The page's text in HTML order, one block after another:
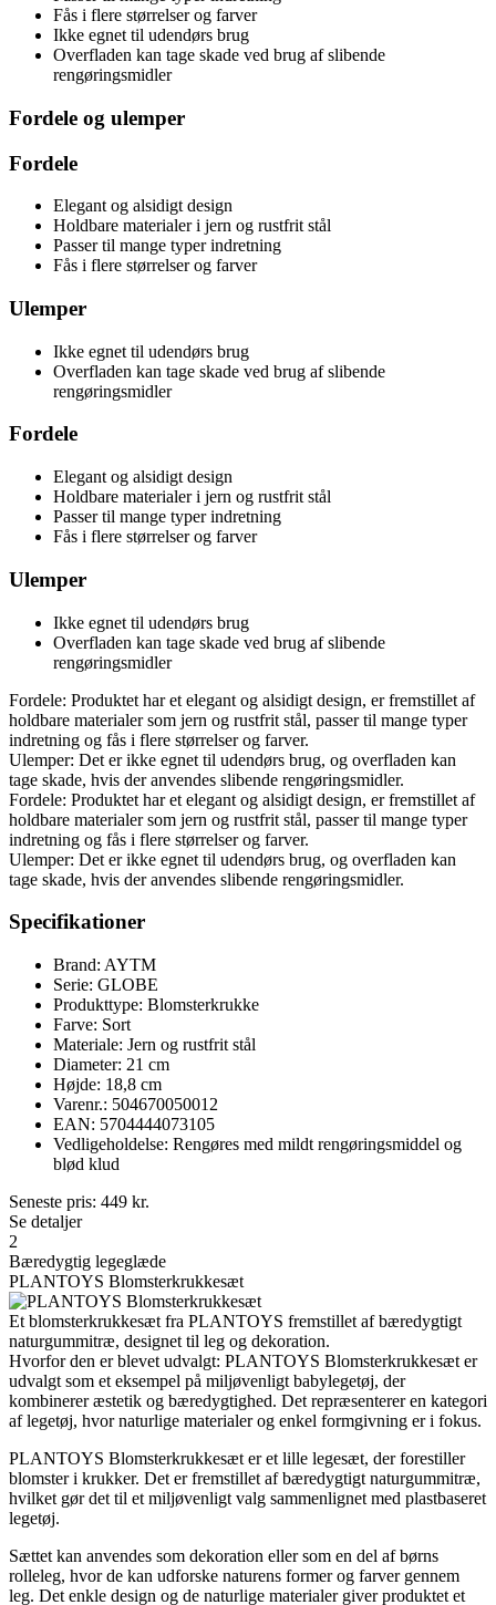
Fås i flere størrelser og farver
Ikke egnet til udendørs brug
Overfladen kan tage skade ved brug af slibende
rengøringsmidler
Fordele og ulemper
Fordele
Elegant og alsidigt design
Holdbare materialer i jern og rustfrit stål
Passer til mange typer indretning
Fås i flere størrelser og farver
Ulemper
Ikke egnet til udendørs brug
Overfladen kan tage skade ved brug af slibende
rengøringsmidler
Fordele
Elegant og alsidigt design
Holdbare materialer i jern og rustfrit stål
Passer til mange typer indretning
Fås i flere størrelser og farver
Ulemper
Ikke egnet til udendørs brug
Overfladen kan tage skade ved brug af slibende
rengøringsmidler
Fordele: Produktet har et elegant og alsidigt design, er fremstillet af
holdbare materialer som jern og rustfrit stål, passer til mange typer
indretning og fås i flere størrelser og farver.
Ulemper: Det er ikke egnet til udendørs brug, og overfladen kan
tage skade, hvis der anvendes slibende rengøringsmidler.
Fordele: Produktet har et elegant og alsidigt design, er fremstillet af
holdbare materialer som jern og rustfrit stål, passer til mange typer
indretning og fås i flere størrelser og farver.
Ulemper: Det er ikke egnet til udendørs brug, og overfladen kan
tage skade, hvis der anvendes slibende rengøringsmidler.
Specifikationer
Brand: AYTM
Serie: GLOBE
Produkttype: Blomsterkrukke
Farve: Sort
Materiale: Jern og rustfrit stål
Diameter: 21 cm
Højde: 18,8 cm
Varenr.: 504670050012
EAN: 5704444073105
Vedligeholdelse: Rengøres med mildt rengøringsmiddel og
blød klud
Seneste pris: 449 kr.
Se detaljer
2
Bæredygtig legeglæde
PLANTOYS Blomsterkrukkesæt
Et blomsterkrukkesæt fra PLANTOYS fremstillet af bæredygtigt
naturgummitræ, designet til leg og dekoration.
Hvorfor den er blevet udvalgt: PLANTOYS Blomsterkrukkesæt er
udvalgt som et eksempel på miljøvenligt babylegetøj, der
kombinerer æstetik og bæredygtighed. Det repræsenterer en kategori
af legetøj, hvor naturlige materialer og enkel formgivning er i fokus.
PLANTOYS Blomsterkrukkesæt er et lille legesæt, der forestiller
blomster i krukker. Det er fremstillet af bæredygtigt naturgummitræ,
hvilket gør det til et miljøvenligt valg sammenlignet med plastbaseret
legetøj.
Sættet kan anvendes som dekoration eller som en del af børns
rolleleg, hvor de kan udforske naturens former og farver gennem
leg. Det enkle design og de naturlige materialer giver produktet et